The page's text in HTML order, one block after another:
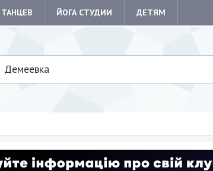
ЙОГА СТУДИИ ДЕТЯМ
Демеевка